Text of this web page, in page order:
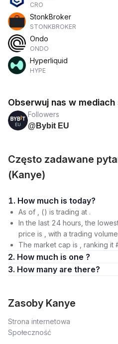
CRO
StonkBroker
STONKBROKER
Ondo
ONDO
Hyperliquid
HYPE
Obserwuj nas w
Followers
@Bybit EU
Często zadawane
(Kanye)
1. How much is today?
As of , () is trading at .
In the last 24 hours, the
price is , with a trading
The market cap is , ranking it
2. How much is one ?
3. How many are there?
Zasoby Kanye
Strona internetowa
Społeczność